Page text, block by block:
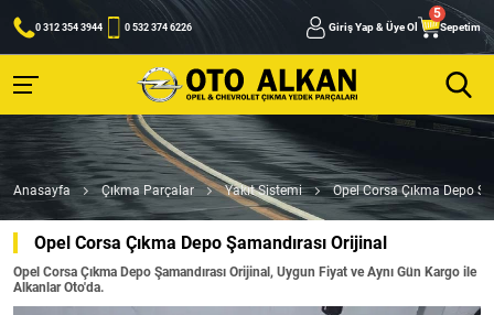
0 312 354 3944 0 532 374 6226 Giriş Yap & Üye Ol Sepetim
Anasayfa Çıkma Parçalar Yakıt Sistemi Opel Corsa Çıkma Depo
Opel Corsa Çıkma Depo Şamandırası Orijinal
Opel Corsa Çıkma Depo Şamandırası Orijinal, Uygun Fiyat ve Aynı Gün Kargo ile
Alkanlar Oto'da.